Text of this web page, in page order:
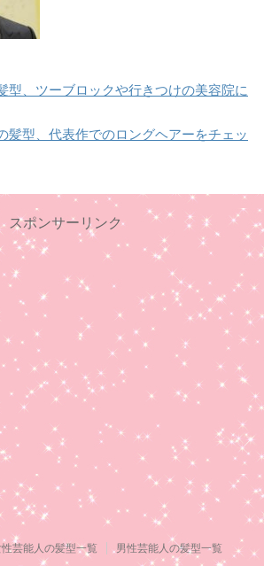
型、ツーブロックや行きつけの美容院に
髪型、代表作でのロングヘアーをチェッ
スポンサーリンク
芸能人の髪型一覧 男性芸能人の髪型一覧